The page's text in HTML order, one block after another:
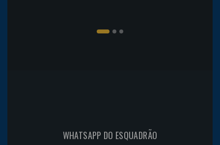
WHATSAPP DO ESQUADRÃO